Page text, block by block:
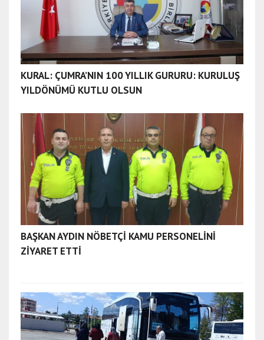
KURAL: ÇUMRA’NIN 100 YILLIK GURURU: KURULUŞ
YILDÖNÜMÜ KUTLU OLSUN
BAŞKAN AYDIN NÖBETÇİ KAMU PERSONELİNİ
ZİYARET ETTİ